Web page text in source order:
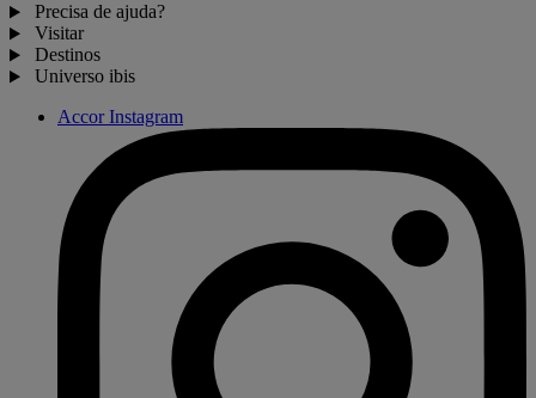
Precisa de ajuda?
Visitar
Destinos
Universo ibis
Accor Instagram